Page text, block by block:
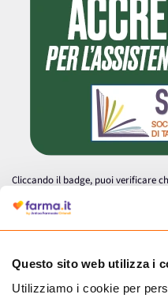
Questo sito web utilizza i
Utilizziamo i cookie per
Cliccando il badge, puoi verificare
autorizzata dal Ministero della
medicinali.